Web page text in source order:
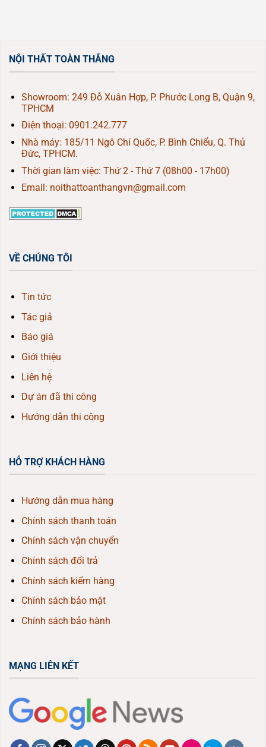
NỘI THẤT TOÀN THẮNG
Showroom: 249 Đỗ Xuân Hợp, P. Phước Long B, Quận 9,
TPHCM
Điện thoại: 0901.242.777
Nhà máy: 185/11 Ngô Chí Quốc, P. Bình Chiểu, Q. Thủ
Đức, TPHCM.
Thời gian làm việc: Thứ 2 - Thứ 7 (08h00 - 17h00)
Email: noithattoanthangvn@gmail.com
VỀ CHÚNG TÔI
Tin tức
Tác giả
Báo giá
Giới thiệu
Liên hệ
Dự án đã thi công
Hướng dẫn thi công
HỖ TRỢ KHÁCH HÀNG
Hướng dẫn mua hàng
Chính sách thanh toán
Chính sách vận chuyển
Chính sách đổi trả
Chính sách kiểm hàng
Chính sách bảo mật
Chính sách bảo hành
MẠNG LIÊN KẾT